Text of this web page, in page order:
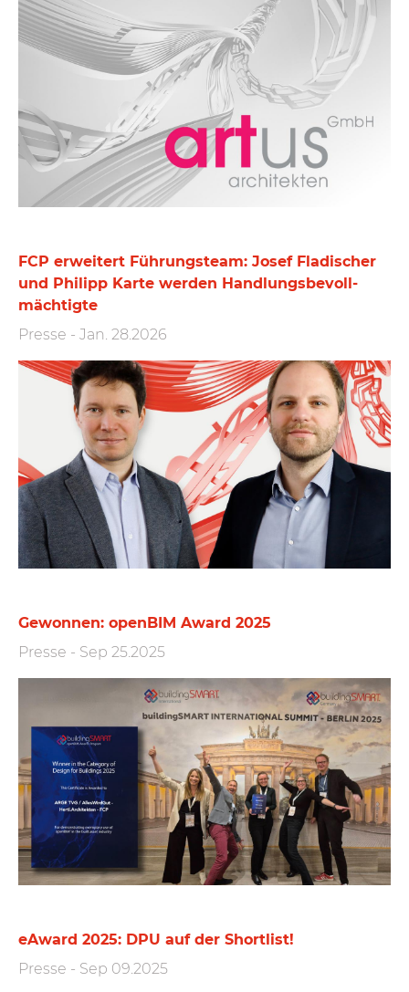
FCP erweitert Führungs­team: Josef Fladischer
und Philipp Karte werden Handlungs­bevoll­
mächtigte
Presse - Jan. 28.2026
Gewonnen: openBIM Award 2025
Presse - Sep 25.2025
eAward 2025: DPU auf der Shortlist!
Presse - Sep 09.2025